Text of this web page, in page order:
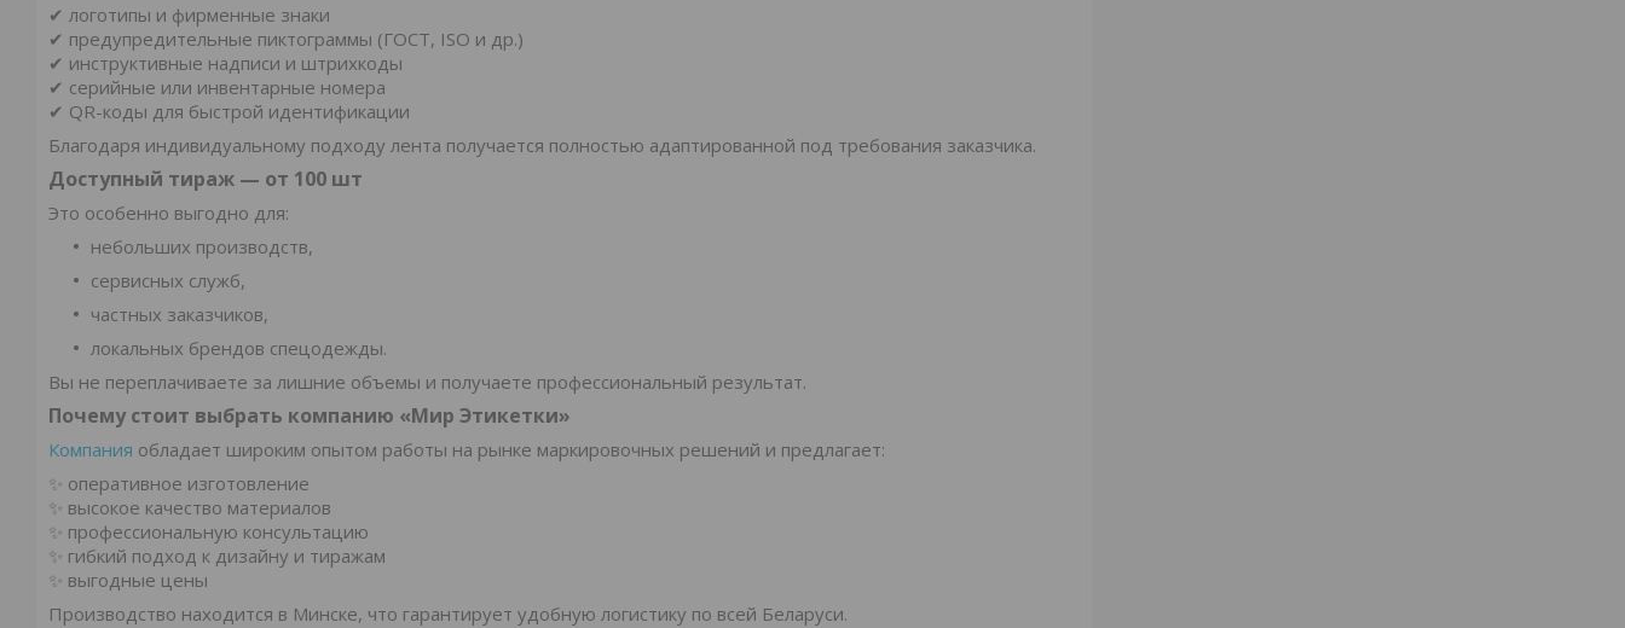
✔ логотипы и фирменные знаки
✔ предупредительные пиктограммы (ГОСТ, ISO и др.)
✔ инструктивные надписи и штрихкоды
✔ серийные или инвентарные номера
✔ QR-коды для быстрой идентификации
Благодаря индивидуальному подходу лента получается полностью адаптированной под требования заказчика.
Доступный тираж — от 100 шт
Это особенно выгодно для:
небольших производств,
сервисных служб,
частных заказчиков,
локальных брендов спецодежды.
Вы не переплачиваете за лишние объемы и получаете профессиональный результат.
Почему стоит выбрать компанию «Мир Этикетки»
Компания обладает широким опытом работы на рынке маркировочных решений и предлагает:
✨ оперативное изготовление
✨ высокое качество материалов
✨ профессиональную консультацию
✨ гибкий подход к дизайну и тиражам
✨ выгодные цены
Производство находится в Минске, что гарантирует удобную логистику по всей Беларуси.